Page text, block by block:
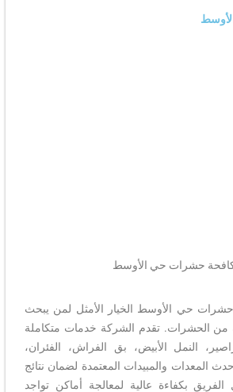
حشرات حي الأوسط​
حي الأوسط الخيار الأمثل لمن يبحث
من الحشرات. تقدم الشركة خدمات متكاملة
النمل الأبيض، بق الفراش، الفئران،
المعدات والمبيدات المعتمدة لضمان نتائج
بكفاءة عالية لمعالجة أماكن تواجد